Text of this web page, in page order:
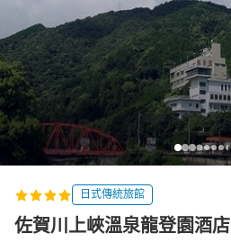
日式傳統旅館
佐賀川上峽溫泉龍登園酒店